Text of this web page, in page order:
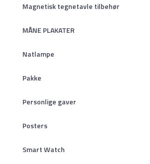
Magnetisk tegnetavle tilbehør
MÅNE PLAKATER
Natlampe
Pakke
Personlige gaver
Posters
Smart Watch